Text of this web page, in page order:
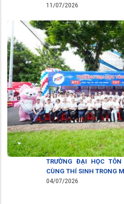
11/07/2026
TRƯỜNG ĐẠI HỌC
CÙNG THÍ SINH TRONG
04/07/2026